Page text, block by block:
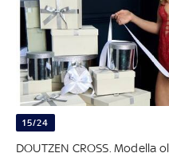
15/24
DOUTZEN CROSS.